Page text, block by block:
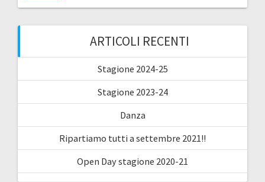
ARTICOLI RECENTI
Stagione 2024-25
Stagione 2023-24
Danza
Ripartiamo tutti a settembre 2021!!
Open Day stagione 2020-21